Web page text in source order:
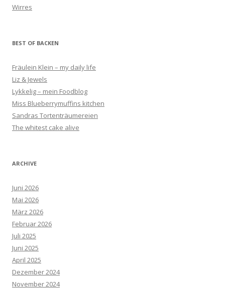
Wirres
BEST OF BACKEN
Fräulein Klein – my daily life
Liz & Jewels
Lykkelig – mein Foodblog
Miss Blueberrymuffins kitchen
Sandras Tortenträumereien
The whitest cake alive
ARCHIVE
Juni 2026
Mai 2026
März 2026
Februar 2026
Juli 2025
Juni 2025
April 2025
Dezember 2024
November 2024